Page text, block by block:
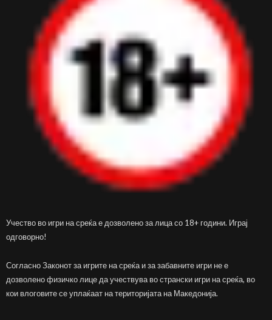
Учество во игри на среќа е дозволено за лица со 18+ години. Играј
одговорно!
Согласно Законот за игрите на среќа и за забавните игри не е
дозволено физичко лице да учествува во странски игри на среќа, во
кои влоговите се уплаќаат на територијата на Македонија.